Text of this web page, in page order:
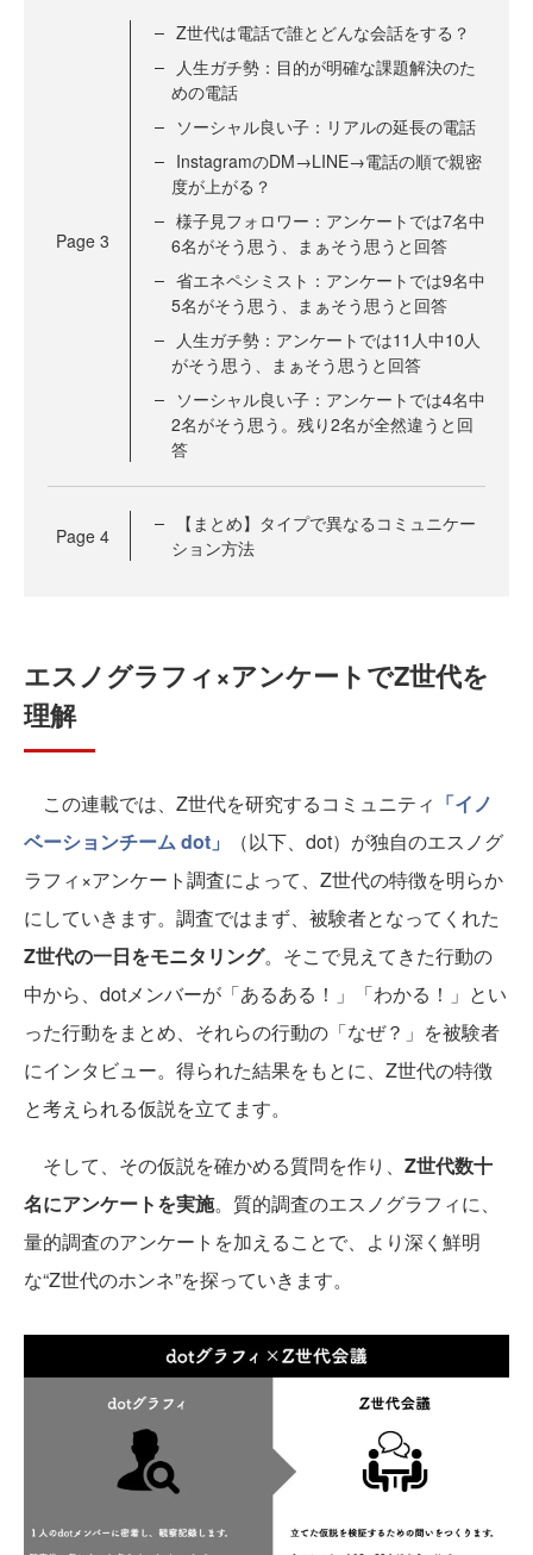
Page 3
Z世代は電話で誰とどんな会話をする？
人生ガチ勢：目的が明確な課題解決のた
めの電話
ソーシャル良い子：リアルの延長の電話
InstagramのDM→LINE→電話の順で親密
度が上がる？
様子見フォロワー：アンケートでは7名中
6名がそう思う、まぁそう思うと回答
省エネペシミスト：アンケートでは9名中
5名がそう思う、まぁそう思うと回答
人生ガチ勢：アンケートでは11人中10人
がそう思う、まぁそう思うと回答
ソーシャル良い子：アンケートでは4名中
2名がそう思う。残り2名が全然違うと回
答
Page 4
【まとめ】タイプで異なるコミュニケー
ション方法
エスノグラフィ×アンケートでZ世代を
理解
この連載では、Z世代を研究するコミュニティ 「イノ
ベーションチーム dot」
（以下、dot）が独自のエスノグ
ラフィ×アンケート調査によって、Z世代の特徴を明らか
にしていきます。調査ではまず、被験者となってくれた
Z世代の一日をモニタリング。そこで見えてきた行動の
中から、dotメンバーが「あるある！」「わかる！」とい
った行動をまとめ、それらの行動の「なぜ？」を被験者
にインタビュー。得られた結果をもとに、Z世代の特徴
と考えられる仮説を立てます。
そして、その仮説を確かめる質問を作り、 Z世代数十
名にアンケートを実施。質的調査のエスノグラフィに、
量的調査のアンケートを加えることで、より深く鮮明
な“Z世代のホンネ”を探っていきます。